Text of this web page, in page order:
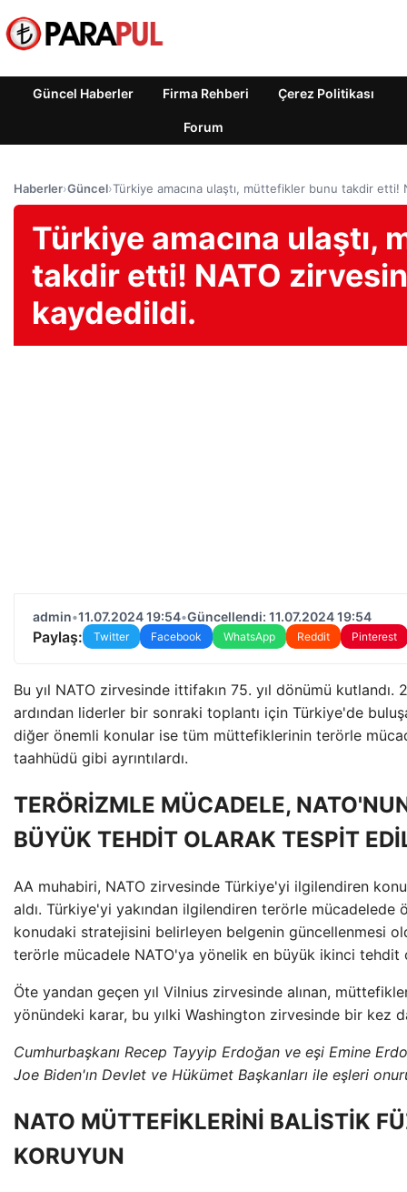
Güncel Haberler Firma Rehberi Çerez Politikası
Forum
Haberler›Güncel›Türkiye amacına ulaştı, müttefikler bunu takdir etti!
Türkiye amacına ulaştı,
takdir etti! NATO
kaydedildi.
admin•11.07.2024 19:54•Güncellendi: 11.07.2024 19:54
Paylaş: Twitter Facebook WhatsApp Reddit Pinterest
Bu yıl NATO zirvesinde ittifakın 75. yıl dönümü
ardından liderler bir sonraki toplantı için Türkiye'de
diğer önemli konular ise tüm müttefiklerinin terörle
taahhüdü gibi ayrıntılardı.
TERÖRİZMLE MÜCADELE,
BÜYÜK TEHDİT OLARAK TESPİT
AA muhabiri, NATO zirvesinde Türkiye'yi ilgilendiren
aldı. Türkiye'yi yakından ilgilendiren terörle mücadelede
konudaki stratejisini belirleyen belgenin güncellenmesi
terörle mücadele NATO'ya yönelik en büyük ikinci tehdit
Öte yandan geçen yıl Vilnius zirvesinde alınan,
yönündeki karar, bu yılki Washington zirvesinde bir kez
Cumhurbaşkanı Recep Tayyip Erdoğan ve eşi Emine
Joe Biden'ın Devlet ve Hükümet Başkanları ile eşleri
NATO MÜTTEFİKLERİNİ BALİSTİK
KORUYUN